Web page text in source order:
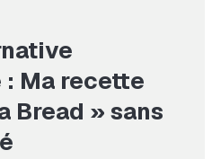
Ma recette
Bread » sans